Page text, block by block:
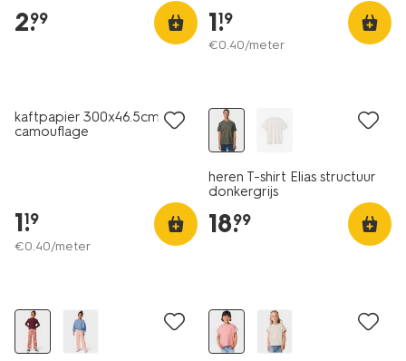
2.
99 1.
19
€0.40/meter
kaftpapier 300x46.5cm
camouflage
1.
19
€0.40/meter
heren T-shirt Elias structuur
donkergrijs
18.
99